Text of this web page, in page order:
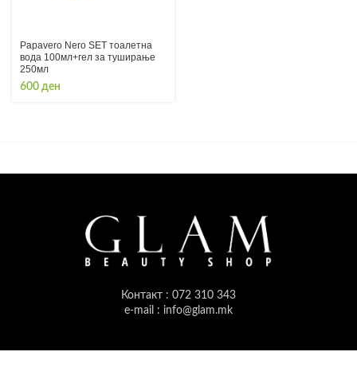
Papavero Nero SET тоалетна
вода 100мл+гел за туширање
250мл
600 ден
Контакт : 072 310 343
e-mail : info@glam.mk